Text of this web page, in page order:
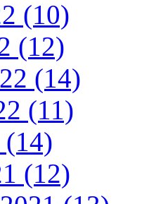
(10)
(12)
(14)
(11)
(14)
(12)